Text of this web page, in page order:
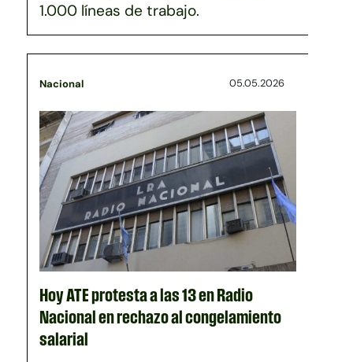
1.000 líneas de trabajo.
Nacional 05.05.2026
Hoy ATE protesta a las 13 en Radio
Nacional en rechazo al congelamiento
salarial